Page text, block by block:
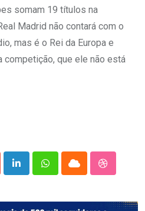
somam 19 títulos na
Madrid não contará com o
mas é o Rei da Europa e
competição, que ele não está
LinkedInWhatsappCloud